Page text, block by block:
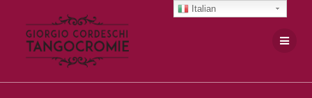
Italian